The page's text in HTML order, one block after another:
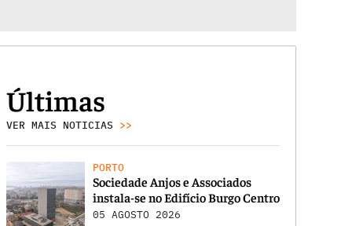
Últimas
VER MAIS NOTICIAS >>
PORTO
Sociedade Anjos e Associados
instala-se no Edifício Burgo Centro
05 AGOSTO 2026